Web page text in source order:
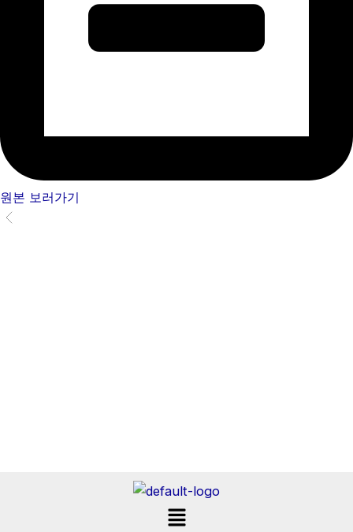
원본 보러가기
Menu